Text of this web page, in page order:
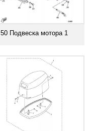
50 Подвеска мотора 1